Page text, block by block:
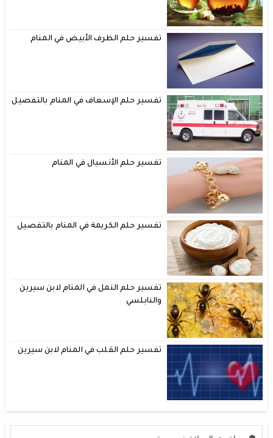
تفسير حلم الظرف الأبيض في المنام
تفسير حلم الإسعاف في المنام بالتفصيل
تفسير حلم الأنسيال في المنام
تفسير حلم الكريمة في المنام بالتفصيل
تفسير حلم النمل في المنام لابن سيرين
والنابلسي
تفسير حلم القلب في المنام لابن سيرين